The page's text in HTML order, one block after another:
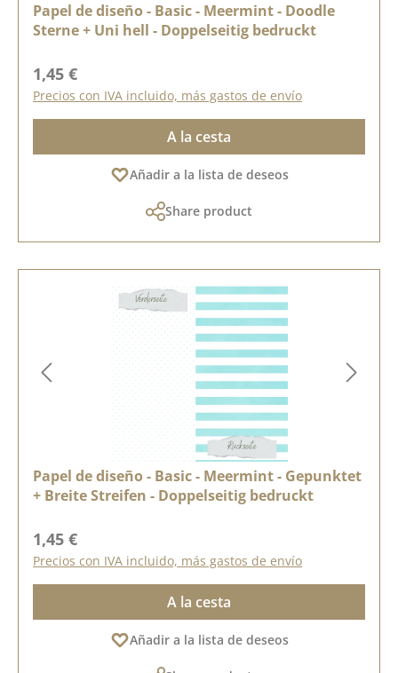
Papel de diseño - Basic - Meermint - Doodle
Sterne + Uni hell - Doppelseitig bedruckt
Precio normal:
1,45 €
Precios con IVA incluido, más gastos de envío
A la cesta
Añadir a la lista de deseos
Share product
Papel de diseño - Basic - Meermint - Gepunktet
+ Breite Streifen - Doppelseitig bedruckt
Precio normal:
1,45 €
Precios con IVA incluido, más gastos de envío
A la cesta
Añadir a la lista de deseos